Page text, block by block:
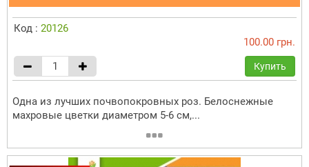
Код : 20126
100.00 грн.
Купить
Одна из лучших почвопокровных роз. Белоснежные
махровые цветки диаметром 5-6 см,...